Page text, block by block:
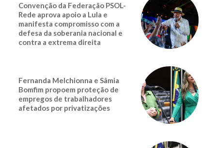
Convenção da Federação PSOL-
Rede aprova apoio a Lula e
manifesta compromisso com a
defesa da soberania nacional e
contra a extrema direita
Fernanda Melchionna e Sâmia
Bomfim propoem proteção de
empregos de trabalhadores
afetados por privatizações